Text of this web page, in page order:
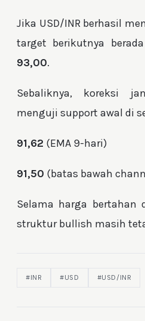
Jika USD/INR berhasil
target berikutnya
93,00.
Sebaliknya, koreksi
menguji support awal di
91,62 (EMA 9-hari)
91,50 (batas bawah
Selama harga bertahan
struktur bullish masih
#INR #USD #USD/INR